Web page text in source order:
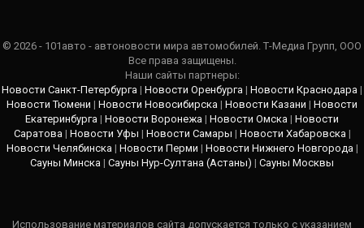
© 2026 - 101авто - автоновости мира автомобилей. Т-Медиа Групп, ООО
Все права защищены.
Наши сайты партнеры:
Новости Санкт-Петербурга | Новости Оренбурга | Новости Краснодара |
Новости Тюмени | Новости Новосибирска | Новости Казани | Новости
Екатеринбурга | Новости Воронежа | Новости Омска | Новости
Саратова | Новости Уфы | Новости Самары | Новости Хабаровска |
Новости Челябинска | Новости Перми | Новости Нижнего Новгорода |
Сауны Минска | Сауны Нур-Султана (Астаны) | Сауны Москвы
Использование материалов сайта допускается только с указанием